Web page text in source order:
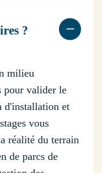
?
milieu
pour valider le
d'installation et
vous
réalité du terrain
de parcs de